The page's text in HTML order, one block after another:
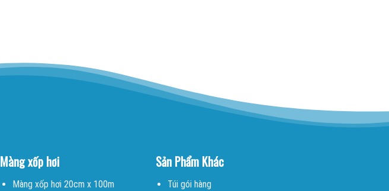
Màng xốp hơi
Màng xốp hơi 20cm x 100m
Sản Phẩm Khác
Túi gói hàng